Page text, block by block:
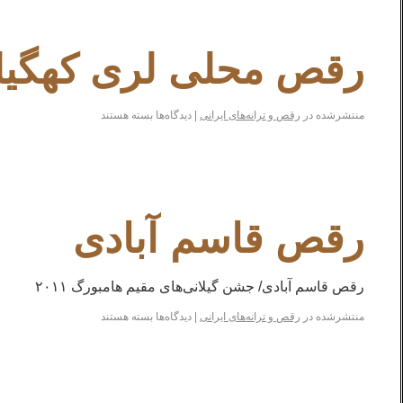
رقص محلی لری
منتشرشده در رقص و ترانه‌های ایرانی دیدگاه‌ها بسته هستند
رقص قاسم آبادی
رقص قاسم آبادی/ جشن گیلانی‌های مقیم هامبورگ ۲۰۱۱
منتشرشده در رقص و ترانه‌های ایرانی دیدگاه‌ها بسته هستند